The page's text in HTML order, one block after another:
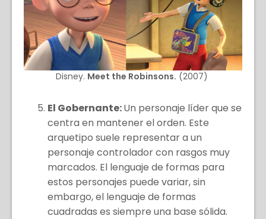
Disney. Meet the Robinsons. (2007)
El Gobernante:Un personaje líder que se
centra en mantener el orden. Este
arquetipo suele representar a un
personaje controlador con rasgos muy
marcados. El lenguaje de formas para
estos personajes puede variar, sin
embargo, el lenguaje de formas
cuadradas es siempre una base sólida.